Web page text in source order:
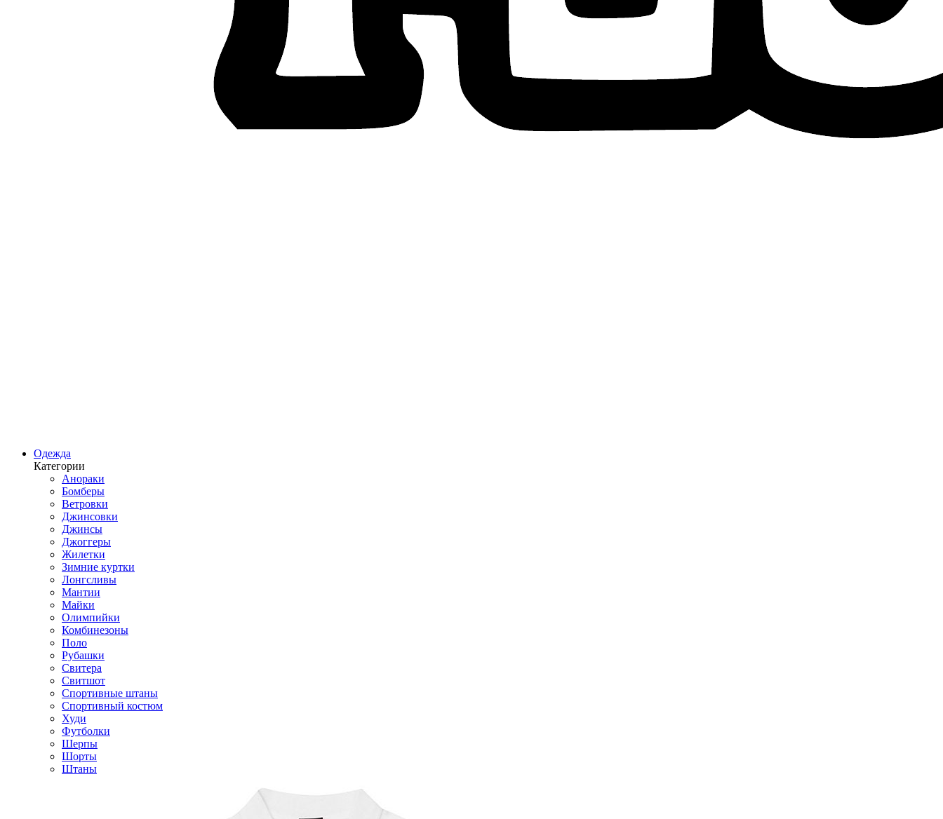
Одежда
Категории
Анораки
Бомберы
Ветровки
Джинсовки
Джинсы
Джоггеры
Жилетки
Зимние куртки
Лонгсливы
Мантии
Майки
Олимпийки
Комбинезоны
Поло
Рубашки
Свитера
Свитшот
Спортивные штаны
Спортивный костюм
Худи
Футболки
Шерпы
Шорты
Штаны